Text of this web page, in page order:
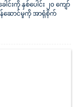
းကို နှစ်ပေါင်း ၂၀ ကျော်
ဆောင်မှုကို အာရုံစိုက်
ာက်အထားပြမှုလက်မှတ်၊
ာအသုံးဝင်သော